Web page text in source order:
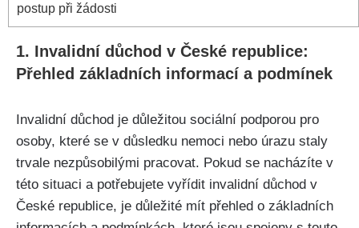
postup při žádosti
1. Invalidní důchod v České republice:
Přehled základních informací a podmínek
Invalidní důchod je důležitou sociální podporou pro
osoby, které se v důsledku nemoci nebo úrazu staly
trvale nezpůsobilými pracovat. Pokud se nacházíte v
této situaci a potřebujete vyřídit invalidní důchod v
České republice, je důležité mít přehled o základních